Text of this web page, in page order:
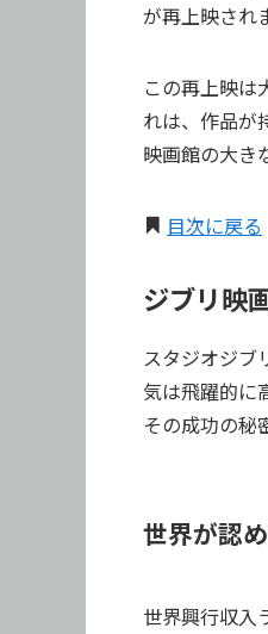
が再上映され
この再上映は
れは、作品が
映画館の大き
目次に戻る
ジブリ映
スタジオジブ
気は飛躍的に
その成功の秘
世界が認
世界興行収入